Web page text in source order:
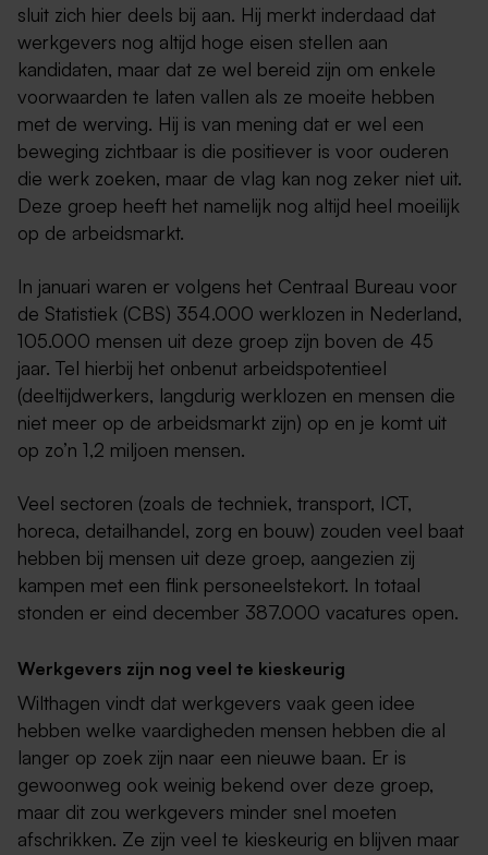
sluit zich hier deels bij aan. Hij merkt inderdaad dat
werkgevers nog altijd hoge eisen stellen aan
kandidaten, maar dat ze wel bereid zijn om enkele
voorwaarden te laten vallen als ze moeite hebben
met de werving. Hij is van mening dat er wel een
beweging zichtbaar is die positiever is voor ouderen
die werk zoeken, maar de vlag kan nog zeker niet uit.
Deze groep heeft het namelijk nog altijd heel moeilijk
op de arbeidsmarkt.
In januari waren er volgens het Centraal Bureau voor
de Statistiek (CBS) 354.000 werklozen in Nederland,
105.000 mensen uit deze groep zijn boven de 45
jaar. Tel hierbij het onbenut arbeidspotentieel
(deeltijdwerkers, langdurig werklozen en mensen die
niet meer op de arbeidsmarkt zijn) op en je komt uit
op zo’n 1,2 miljoen mensen.
Veel sectoren (zoals de techniek, transport, ICT,
horeca, detailhandel, zorg en bouw) zouden veel baat
hebben bij mensen uit deze groep, aangezien zij
kampen met een flink personeelstekort. In totaal
stonden er eind december 387.000 vacatures open.
Werkgevers zijn nog veel te kieskeurig
Wilthagen vindt dat werkgevers vaak geen idee
hebben welke vaardigheden mensen hebben die al
langer op zoek zijn naar een nieuwe baan. Er is
gewoonweg ook weinig bekend over deze groep,
maar dit zou werkgevers minder snel moeten
afschrikken. Ze zijn veel te kieskeurig en blijven maar